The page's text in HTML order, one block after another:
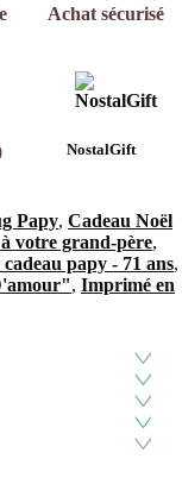
Achat sécurisé
NostalGift
Papy, Cadeau Noël
votre grand-père,
cadeau papy - 71 ans,
, Imprimé en